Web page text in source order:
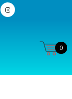
0